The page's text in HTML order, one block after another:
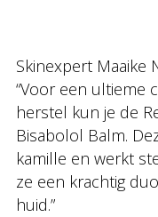
Skinexpert Maaike
“Voor een ultieme
herstel kun je de
Bisabolol Balm.
kamille en werkt
ze een krachtig
huid.”